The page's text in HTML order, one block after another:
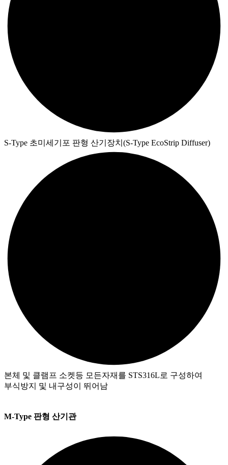
S-Type 초미세기포 판형 산기장치(S-Type EcoStrip Diffuser)
본체 및 클램프 소켓등 모든자재를 STS316L로 구성하여
부식방지 및 내구성이 뛰어남
M-Type 판형 산기관